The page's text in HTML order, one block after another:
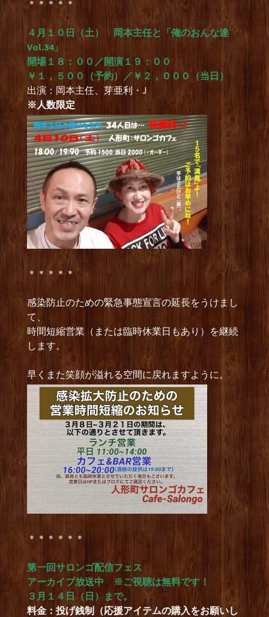
＊＊＊＊＊
４月１０日（土） 岡本主任と「俺のおんな達
Vol.34」
開場１８：００／開演１９：００
￥１，５００（予約）／￥２，０００（当日）
出演：岡本主任、芽亜利・J
※人数限定
＊＊＊＊＊
感染防止のための緊急事態宣言の延長をうけまし
て、
時間短縮営業（または臨時休業日もあり）を継続
します。
早くまた笑顔が溢れる空間に戻れますように。
＊＊＊＊＊＊
第一回サロンゴ配信フェス
アーカイブ放送中 ※ご視聴は無料です！
３月１４日（日）まで。
料金：投げ銭制（応援アイテムの購入をお願いし